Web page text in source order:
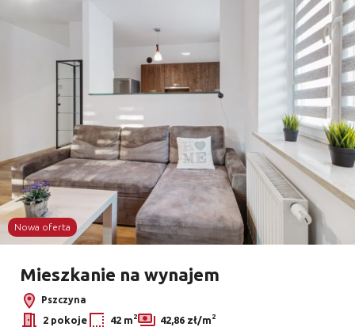
Nowa oferta
Mieszkanie na wynajem
Pszczyna
2 pokoje 42 m2 42,86 zł/m2